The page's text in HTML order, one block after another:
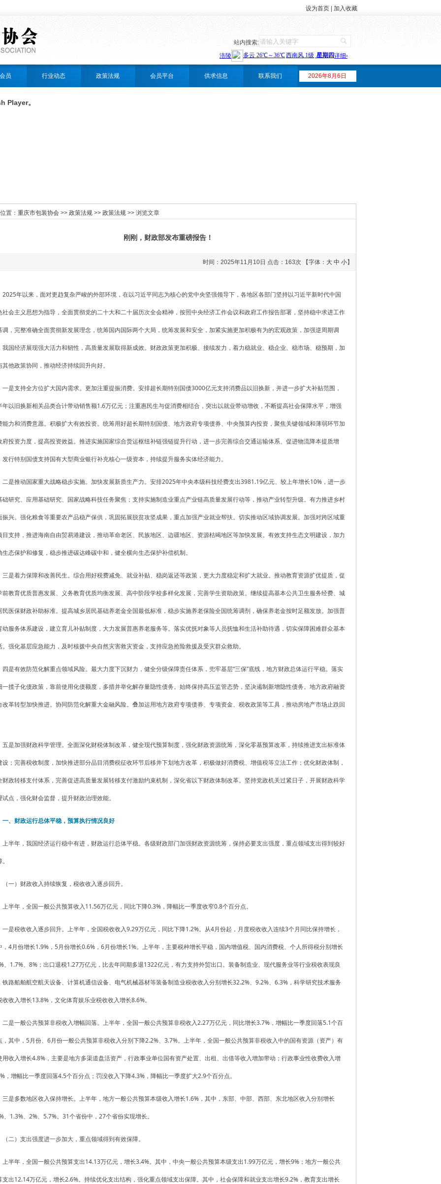
设为首页 加入收藏
站内搜索:
员 行业动态 政策法规 会员平台 供求信息 联系我们 2026年8月6日
Player。
置： 重庆市包装协会 >> 政策法规 >> 政策法规 >> 浏览文章
刚刚，财政部发布重磅报告！
时间：2025年11月10日 点击： 163次 【字体： 大 中 小】
2025年以来，面对更趋复杂严峻的外部环境，在以习近平同志为核心的党中央坚强领导下，各地区各部门坚持以习近平新时代中国
社会主义思想为指导，全面贯彻党的二十大和二十届历次全会精神，按照中央经济工作会议和政府工作报告部署，坚持稳中求进工作
调，完整准确全面贯彻新发展理念，统筹国内国际两个大局，统筹发展和安全，加紧实施更加积极有为的宏观政策，加强逆周期调
我国经济展现强大活力和韧性，高质量发展取得新成效。财政政策更加积极、接续发力，着力稳就业、稳企业、稳市场、稳预期，加
其他政策协同，推动经济持续回升向好。
一是支持全方位扩大国内需求。更加注重提振消费。安排超长期特别国债3000亿元支持消费品以旧换新，并进一步扩大补贴范围，
年以旧换新相关品类合计带动销售额1.6万亿元；注重惠民生与促消费相结合，突出以就业带动增收，不断提高社会保障水平，增强
能力和消费意愿。积极扩大有效投资。统筹用好超长期特别国债、地方政府专项债券、中央预算内投资，聚焦关键领域和薄弱环节加
府投资力度，提高投资效益。推进实施国家综合货运枢纽补链强链提升行动，进一步完善综合交通运输体系、促进物流降本提质增
发行特别国债支持国有大型商业银行补充核心一级资本，持续提升服务实体经济能力。
二是推动国家重大战略稳步实施。加快发展新质生产力。安排2025年中央本级科技经费支出3981.19亿元、较上年增长10%，进一步
础研究、应用基础研究、国家战略科技任务聚焦；支持实施制造业重点产业链高质量发展行动等，推动产业转型升级。有力推进乡村
振兴。强化粮食等重要农产品稳产保供，巩固拓展脱贫攻坚成果，重点加强产业就业帮扶。切实推动区域协调发展。加强对跨区域重
目支持，推进海南自由贸易港建设，推动革命老区、民族地区、边疆地区、资源枯竭地区等加快发展。有效支持生态文明建设，加力
生态保护和修复，稳步推进碳达峰碳中和，健全横向生态保护补偿机制。
三是着力保障和改善民生。综合用好税费减免、就业补贴、稳岗返还等政策，更大力度稳定和扩大就业。推动教育资源扩优提质，促
前教育优质普惠发展、义务教育优质均衡发展、高中阶段学校多样化发展，完善学生资助政策。继续提高基本公共卫生服务经费、城
民医保财政补助标准。提高城乡居民基础养老金全国最低标准，稳步实施养老保险全国统筹调剂，确保养老金按时足额发放。加强普
幼服务体系建设，建立育儿补贴制度，大力发展普惠养老服务等。落实优抚对象等人员抚恤和生活补助待遇，切实保障困难群众基本
。强化基层应急能力，及时核拨中央自然灾害救灾资金，支持应急抢险救援及受灾群众救助。
四是有效防范化解重点领域风险。最大力度下沉财力，健全分级保障责任体系，兜牢基层“三保”底线，地方财政总体运行平稳。落实
一揽子化债政策，靠前使用化债额度，多措并举化解存量隐性债务。始终保持高压监管态势，坚决遏制新增隐性债务。地方政府融资
改革转型加快推进。协同防范化解重大金融风险。叠加运用地方政府专项债券、专项资金、税收政策等工具，推动房地产市场止跌回
五是加强财政科学管理。全面深化财税体制改革，健全现代预算制度，强化财政资源统筹，深化零基预算改革，持续推进支出标准体
设；完善税收制度，加快推进部分品目消费税征收环节后移并下划地方改革，积极做好消费税、增值税等立法工作；优化财政体制，
财政转移支付体系，完善促进高质量发展转移支付激励约束机制，深化省以下财政体制改革。坚持党政机关过紧日子，开展财政科学
试点，强化财会监督，提升财政治理效能。
一、财政运行总体平稳，预算执行情况良好
上半年，我国经济运行稳中有进，财政运行总体平稳。各级财政部门加强财政资源统筹，保持必要支出强度，重点领域支出得到较好
（一）财政收入持续恢复，税收收入逐步回升。
上半年，全国一般公共预算收入11.56万亿元，同比下降0.3%，降幅比一季度收窄0.8个百分点。
一是税收收入逐步回升。上半年，全国税收收入9.29万亿元，同比下降1.2%。从4月份起，月度税收收入连续3个月同比保持增长，
，4月份增长1.9%，5月份增长0.6%，6月份增长1%。上半年，主要税种增长平稳，国内增值税、国内消费税、个人所得税分别增长
、1.7%、8%；出口退税1.27万亿元，比去年同期多退1322亿元，有力支持外贸出口。装备制造业、现代服务业等行业税收表现良
铁路船舶航空航天设备、计算机通信设备、电气机械器材等装备制造业税收收入分别增长32.2%、9.2%、6.3%，科学研究技术服务
收收入增长13.8%，文化体育娱乐业税收收入增长8.6%。
二是一般公共预算非税收入增幅回落。上半年，全国一般公共预算非税收入2.27万亿元，同比增长3.7%，增幅比一季度回落5.1个百
，其中，5月份、6月份一般公共预算非税收入分别下降2.2%、3.7%。上半年，全国一般公共预算非税收入中的国有资源（资产）有
用收入增长4.8%，主要是地方多渠道盘活资产，行政事业单位国有资产处置、出租、出借等收入增加带动；行政事业性收费收入增
，增幅比一季度回落4.5个百分点；罚没收入下降4.3%，降幅比一季度扩大2.9个百分点。
三是多数地区收入保持增长。上半年，地方一般公共预算本级收入增长1.6%，其中，东部、中部、西部、东北地区收入分别增长
、1.3%、2%、5.7%。31个省份中，27个省份实现增长。
（二）支出强度进一步加大，重点领域得到有效保障。
上半年，全国一般公共预算支出14.13万亿元，增长3.4%。其中，中央一般公共预算本级支出1.99万亿元，增长9%；地方一般公共
支出12.14万亿元，增长2.6%。持续优化支出结构，强化重点领域支出保障。其中，社会保障和就业支出增长9.2%，教育支出增长